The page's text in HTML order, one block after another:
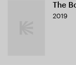
The
2019